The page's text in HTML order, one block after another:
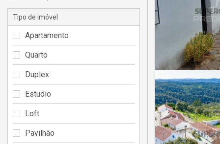
Tipo de imóvel
Apartamento
Quarto
Duplex
Estudio
Loft
Pavilhão